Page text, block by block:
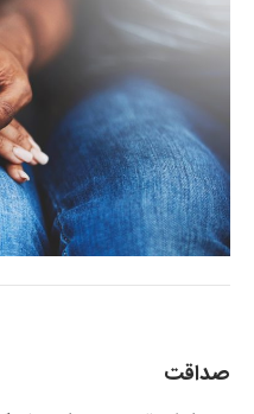
صداقت